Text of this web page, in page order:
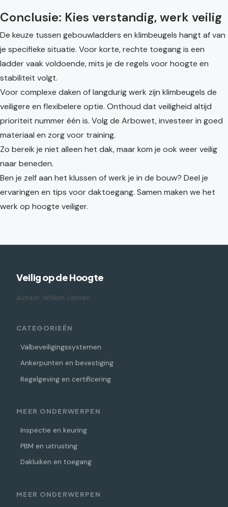
Conclusie: Kies verstandig, werk veilig
De keuze tussen gebouwladders en klimbeugels hangt af van
je specifieke situatie. Voor korte, rechte toegang is een
ladder vaak voldoende, mits je de regels voor hoogte en
stabiliteit volgt.
Voor complexe daken of langdurig werk zijn klimbeugels de
veiligere en flexibelere optie. Onthoud dat veiligheid altijd
prioriteit nummer één is. Volg de Arbowet, investeer in goed
materiaal en zorg voor training.
Zo bereik je niet alleen het dak, maar kom je ook weer veilig
naar beneden.
Ben je zelf aan het klussen of werk je in de bouw? Deel je
ervaringen en tips voor daktoegang. Samen maken we het
werk op hoogte veiliger.
Veilig op de Hoogte
Auteur: Willem Jansen
CATEGORIEËN
Valbeveiligingssystemen
Ankerpunten en bevestiging
Regelgeving en certificering
MEER ONDERWERPEN
Inspectie en keuring
PBM en uitrusting
Dakluiken en toegang
MEER ONDERWERPEN